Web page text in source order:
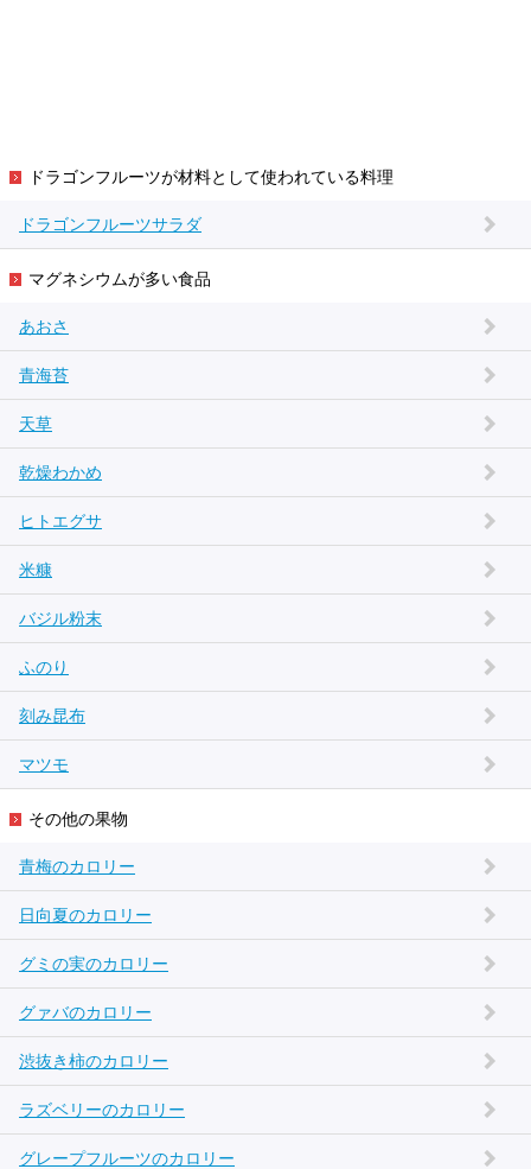
ドラゴンフルーツが材料として使われている料理
ドラゴンフルーツサラダ
マグネシウムが多い食品
あおさ
青海苔
天草
乾燥わかめ
ヒトエグサ
米糠
バジル粉末
ふのり
刻み昆布
マツモ
その他の果物
青梅のカロリー
日向夏のカロリー
グミの実のカロリー
グァバのカロリー
渋抜き柿のカロリー
ラズベリーのカロリー
グレープフルーツのカロリー